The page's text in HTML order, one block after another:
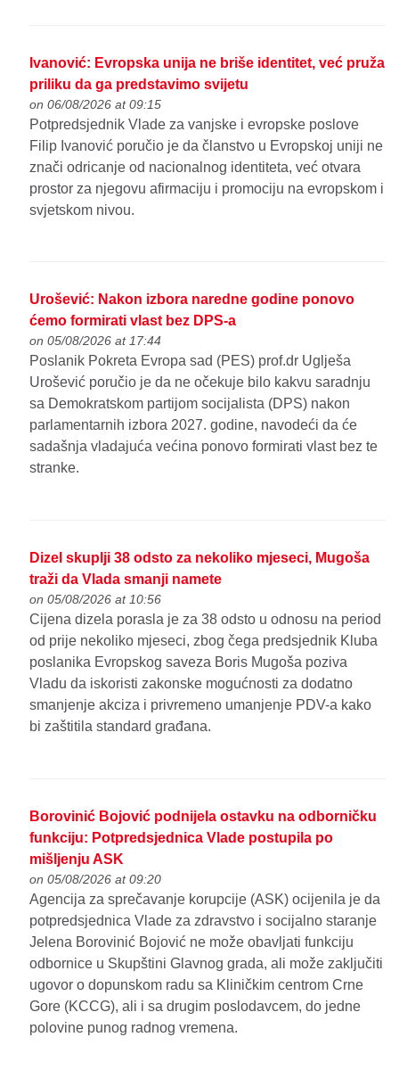
Ivanović: Evropska unija ne briše identitet, već pruža
priliku da ga predstavimo svijetu
on 06/08/2026 at 09:15
Potpredsjednik Vlade za vanjske i evropske poslove
Filip Ivanović poručio je da članstvo u Evropskoj uniji ne
znači odricanje od nacionalnog identiteta, već otvara
prostor za njegovu afirmaciju i promociju na evropskom i
svjetskom nivou.
Urošević: Nakon izbora naredne godine ponovo
ćemo formirati vlast bez DPS-a
on 05/08/2026 at 17:44
Poslanik Pokreta Evropa sad (PES) prof.dr Uglješa
Urošević poručio je da ne očekuje bilo kakvu saradnju
sa Demokratskom partijom socijalista (DPS) nakon
parlamentarnih izbora 2027. godine, navodeći da će
sadašnja vladajuća većina ponovo formirati vlast bez te
stranke.
Dizel skuplji 38 odsto za nekoliko mjeseci, Mugoša
traži da Vlada smanji namete
on 05/08/2026 at 10:56
Cijena dizela porasla je za 38 odsto u odnosu na period
od prije nekoliko mjeseci, zbog čega predsjednik Kluba
poslanika Evropskog saveza Boris Mugoša poziva
Vladu da iskoristi zakonske mogućnosti za dodatno
smanjenje akciza i privremeno umanjenje PDV-a kako
bi zaštitila standard građana.
Borovinić Bojović podnijela ostavku na odborničku
funkciju: Potpredsjednica Vlade postupila po
mišljenju ASK
on 05/08/2026 at 09:20
Agencija za sprečavanje korupcije (ASK) ocijenila je da
potpredsjednica Vlade za zdravstvo i socijalno staranje
Jelena Borovinić Bojović ne može obavljati funkciju
odbornice u Skupštini Glavnog grada, ali može zaključiti
ugovor o dopunskom radu sa Kliničkim centrom Crne
Gore (KCCG), ali i sa drugim poslodavcem, do jedne
polovine punog radnog vremena.